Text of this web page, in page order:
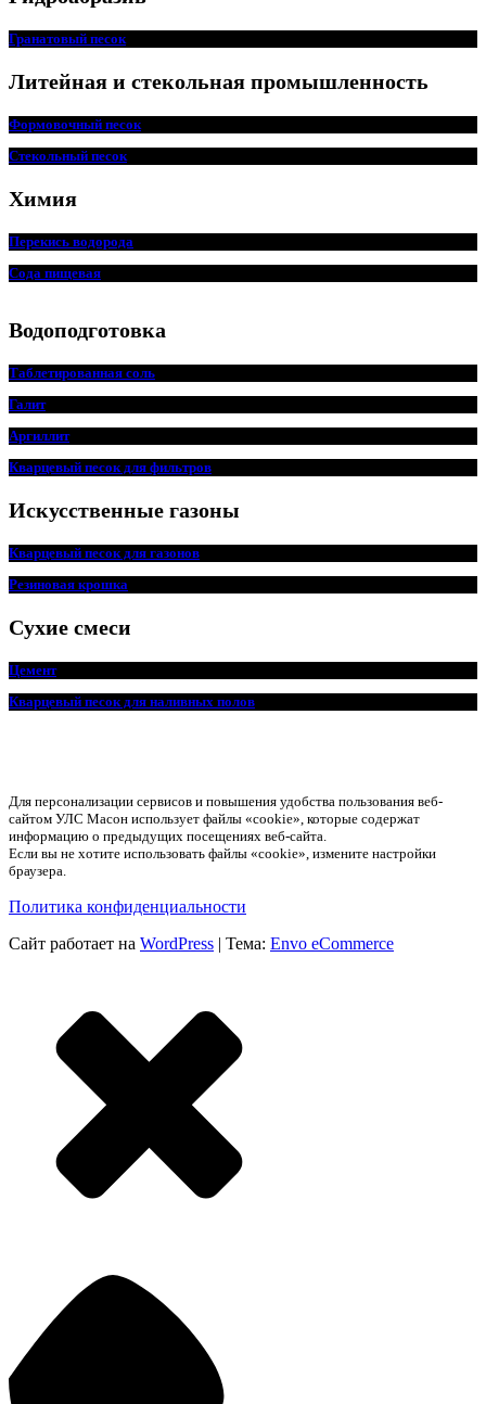
Гранатовый песок
Литейная и стекольная промышленность
Формовочный песок
Стекольный песок
Химия
Перекись водорода
Сода пищевая
Водоподготовка
Таблетированная соль
Галит
Аргиллит
Кварцевый песок для фильтров
Искусственные газоны
Кварцевый песок для газонов
Резиновая крошка
Сухие смеси
Цемент
Кварцевый песок для наливных полов
Для персонализации сервисов и повышения удобства пользования веб-
сайтом УЛС Масон использует файлы «cookie», которые содержат
информацию о предыдущих посещениях веб-сайта.
Если вы не хотите использовать файлы «cookie», измените настройки
браузера.
Политика конфиденциальности
Сайт работает на WordPress | Тема: Envo eCommerce